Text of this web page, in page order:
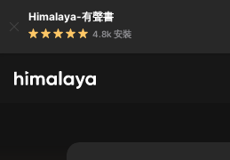
Himalaya-有聲書
4.8k 安裝